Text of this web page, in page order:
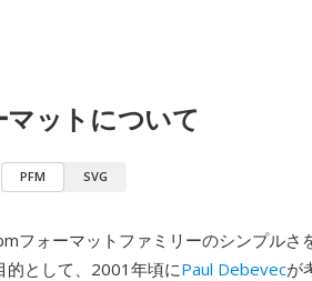
マットについて
PFM SVG
フォーマットファミリーのシンプルさ
的として、2001年頃にPaul Debevecが